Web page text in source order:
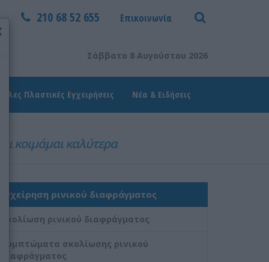
210 68 52 655 Επικοινωνία
Σάββατο 8 Αυγούστου 2026
Άλλες Πλαστικές Εγχειρήσεις Νέα & Ειδήσεις
κοιμάμαι καλύτερα
Εγχείρηση ρινικού διαφράγματος
Σκολίωση ρινικού διαφράγματος
Συμπτώματα σκολίωσης ρινικού
διαφράγματος